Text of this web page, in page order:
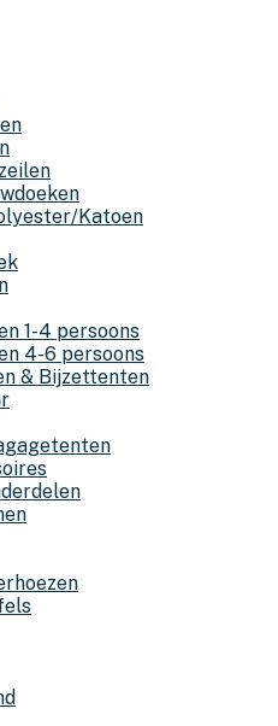
Katoen
1-4 persoons
4-6 persoons
& Bijzettenten